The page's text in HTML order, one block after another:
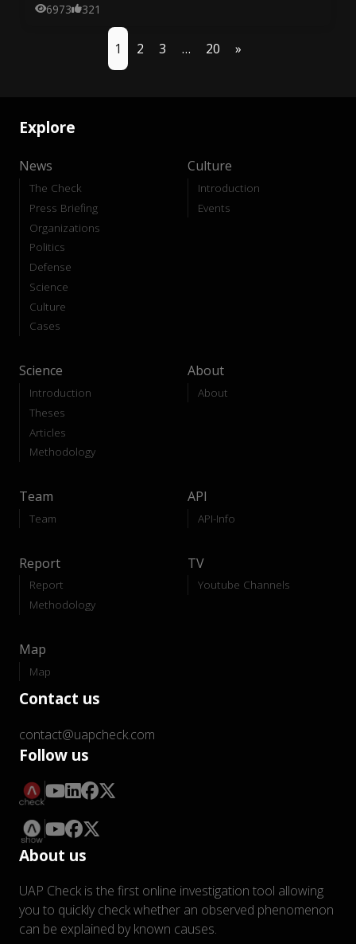
6973 321
1 2 3 … 20 »
Explore
News
The Check
Press Briefing
Organizations
Politics
Defense
Science
Culture
Cases
Culture
Introduction
Events
Science
Introduction
Theses
Articles
Methodology
About
About
Team
Team
API
API-Info
Report
Report
Methodology
TV
Youtube Channels
Map
Map
Contact us
contact@uapcheck.com
Follow us
About us
UAP Check is the first online investigation tool allowing
you to quickly check whether an observed phenomenon
can be explained by known causes.